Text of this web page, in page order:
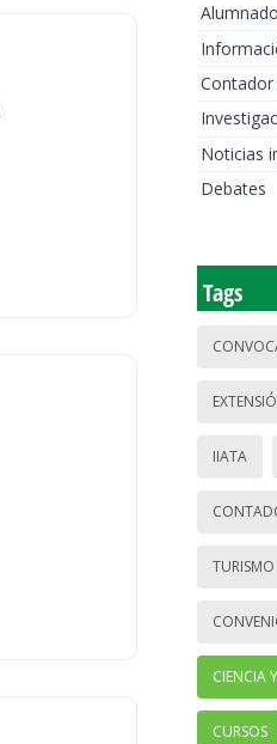
Alumnado
Contador
Noticias
Debates
Tags
IIATA
TURISMO
CIENCIA
CURSOS